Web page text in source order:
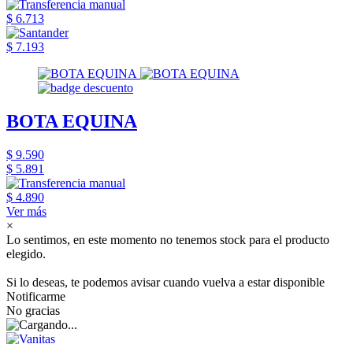
$ 6.713
$ 7.193
BOTA EQUINA
$ 9.590
$ 5.891
$ 4.890
Ver más
×
Lo sentimos, en este momento no tenemos stock para el producto
elegido.
Si lo deseas, te podemos avisar cuando vuelva a estar disponible
Notificarme
No gracias